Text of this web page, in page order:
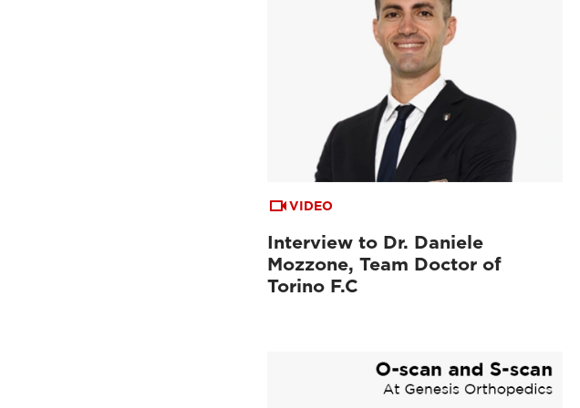
VIDEO
Interview to Dr. Daniele
Mozzone, Team Doctor of
Torino F.C